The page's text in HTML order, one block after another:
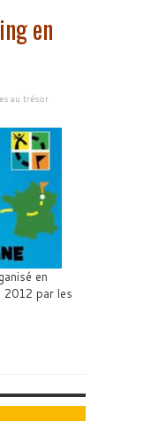
en
au trésor
en
2012 par les